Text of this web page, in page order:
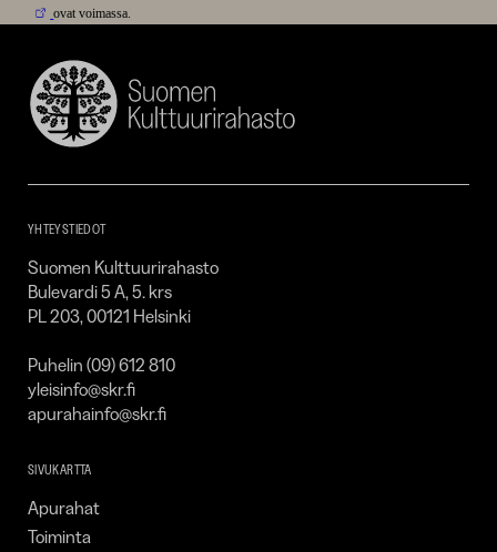
ovat voimassa.
Suomen
Kulttuurirahasto
YHTEYSTIEDOT
Suomen Kulttuurirahasto
Bulevardi 5 A, 5. krs
PL 203, 00121 Helsinki
Puhelin (09) 612 810
yleisinfo@skr.fi
apurahainfo@skr.fi
SIVUKARTTA
Apurahat
Toiminta